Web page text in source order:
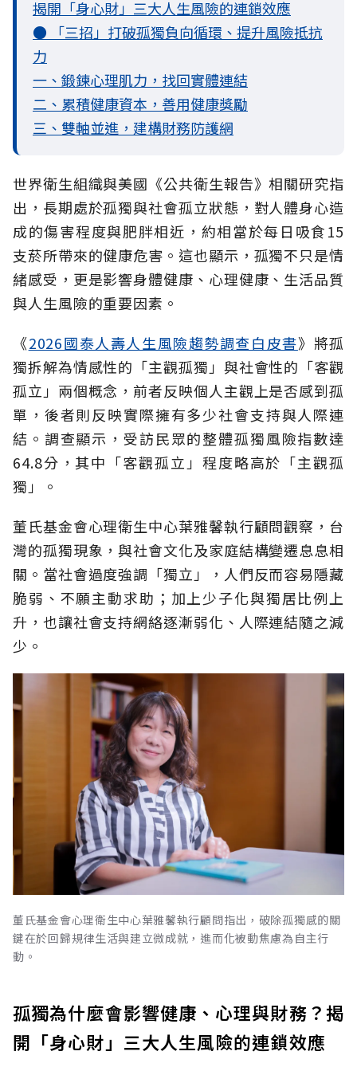
揭開「身心財」三大人生風險的連鎖效應
● 「三招」打破孤獨負向循環、提升風險抵抗
力
一、鍛鍊心理肌力，找回實體連結
二、累積健康資本，善用健康獎勵
三、雙軸並進，建構財務防護網
世界衛生組織與美國《公共衛生報告》相關研究指
出，長期處於孤獨與社會孤立狀態，對人體身心造
成的傷害程度與肥胖相近，約相當於每日吸食15
支菸所帶來的健康危害。這也顯示，孤獨不只是情
緒感受，更是影響身體健康、心理健康、生活品質
與人生風險的重要因素。
《2026國泰人壽人生風險趨勢調查白皮書》將孤
獨拆解為情感性的「主觀孤獨」與社會性的「客觀
孤立」兩個概念，前者反映個人主觀上是否感到孤
單，後者則反映實際擁有多少社會支持與人際連
結。調查顯示，受訪民眾的整體孤獨風險指數達
64.8分，其中「客觀孤立」程度略高於「主觀孤
獨」。
董氏基金會心理衛生中心葉雅馨執行顧問觀察，台
灣的孤獨現象，與社會文化及家庭結構變遷息息相
關。當社會過度強調「獨立」，人們反而容易隱藏
脆弱、不願主動求助；加上少子化與獨居比例上
升，也讓社會支持網絡逐漸弱化、人際連結隨之減
少。
董氏基金會心理衛生中心葉雅馨執行顧問指出，破除孤獨感的關
鍵在於回歸規律生活與建立微成就，進而化被動焦慮為自主行
動。
孤獨為什麼會影響健康、心理與財務？揭
開「身心財」三大人生風險的連鎖效應